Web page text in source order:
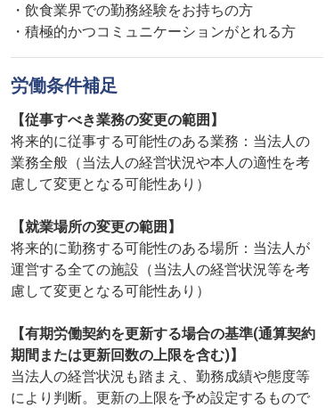
・飲食業界での勤務経験をお持ちの方
・積極的かつコミュニケーションがとれる方
労働条件補足
【従事すべき業務の変更の範囲】
将来的に従事する可能性のある業務：当法人の
業務全般（当法人の経営状況や本人の適性を考
慮して変更となる可能性あり）
【就業場所の変更の範囲】
将来的に勤務する可能性のある場所：当法人が
運営する全ての施設（当法人の経営状況等を考
慮して変更となる可能性あり）
【有期労働契約を更新する場合の基準(通算契約
期間または更新回数の上限を含む)】
当法人の経営状況も踏まえ、勤務成績や態度等
により判断。更新の上限を予め設定するもので